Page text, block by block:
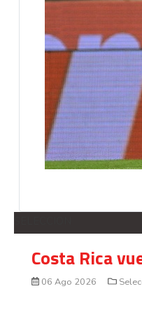
Costa Rica
06 Ago 2026